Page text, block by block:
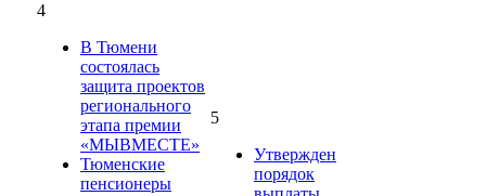
4
В Тюмени
состоялась
защита проектов
регионального
этапа премии
«МЫВМЕСТЕ»
Тюменские
пенсионеры
5
Утвержден
порядок